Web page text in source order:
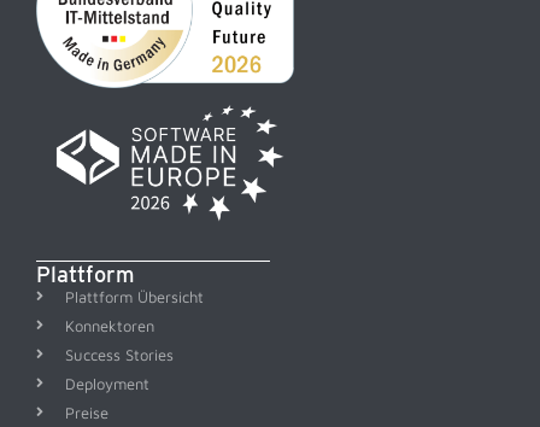
Plattform
Plattform Übersicht
Konnektoren
Success Stories
Deployment
Preise